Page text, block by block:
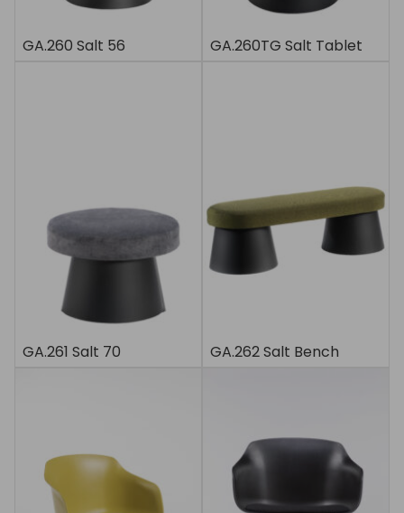
GA.260 Salt 56 GA.260TG Salt Tablet
GA.261 Salt 70 GA.262 Salt Bench